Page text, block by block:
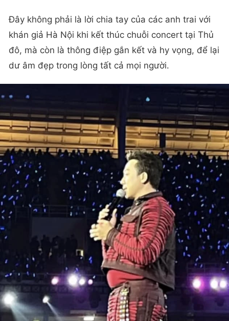
Đây không phải là lời chia tay của các anh trai với
khán giả Hà Nội khi kết thúc chuỗi concert tại Thủ
đô, mà còn là thông điệp gắn kết và hy vọng, để lại
dư âm đẹp trong lòng tất cả mọi người.